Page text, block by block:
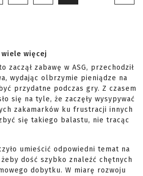
więcej
zaczął zabawę w ASG, przechodził
wydając olbrzymie pieniądze na
przydatne podczas gry. Z czasem
się na tyle, że zaczęły wysypywać
zakamarków ku frustracji innych
się takiego balastu, nie tracąc
umieścić odpowiedni temat na
dość szybko znaleźć chętnych
dobytku. W miarę rozwoju